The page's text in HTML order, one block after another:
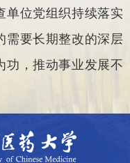
单位党组织持续落实
需要长期整改的深层
功，推动事业发展不